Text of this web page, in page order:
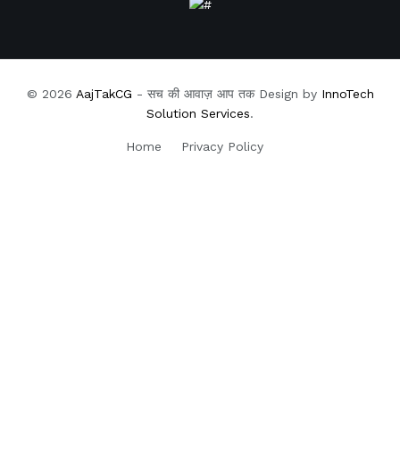
© 2026 AajTakCG - सच की आवाज़ आप तक Design by InnoTech
Solution Services.
Home Privacy Policy